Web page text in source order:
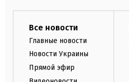
Все новости
Главные новости
Новости Украины
Прямой эфир